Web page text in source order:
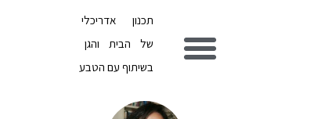
תכנון אדריכלי
של הבית והגן
בשיתוף עם הטבע